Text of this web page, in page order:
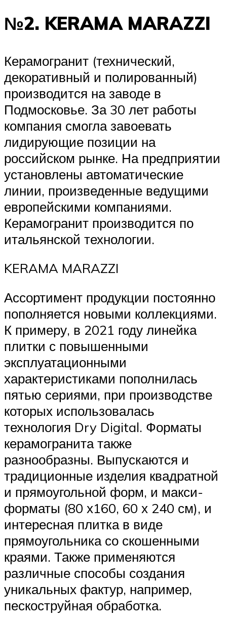
№2. KERAMA MARAZZI
Керамогранит (технический,
декоративный и полированный)
производится на заводе в
Подмосковье. За 30 лет работы
компания смогла завоевать
лидирующие позиции на
российском рынке. На предприятии
установлены автоматические
линии, произведенные ведущими
европейскими компаниями.
Керамогранит производится по
итальянской технологии.
KERAMA MARAZZI
Ассортимент продукции постоянно
пополняется новыми коллекциями.
К примеру, в 2021 году линейка
плитки с повышенными
эксплуатационными
характеристиками пополнилась
пятью сериями, при производстве
которых использовалась
технология Dry Digital. Форматы
керамогранита также
разнообразны. Выпускаются и
традиционные изделия квадратной
и прямоугольной форм, и макси-
форматы (80 х160, 60 х 240 см), и
интересная плитка в виде
прямоугольника со скошенными
краями. Также применяются
различные способы создания
уникальных фактур, например,
пескоструйная обработка.